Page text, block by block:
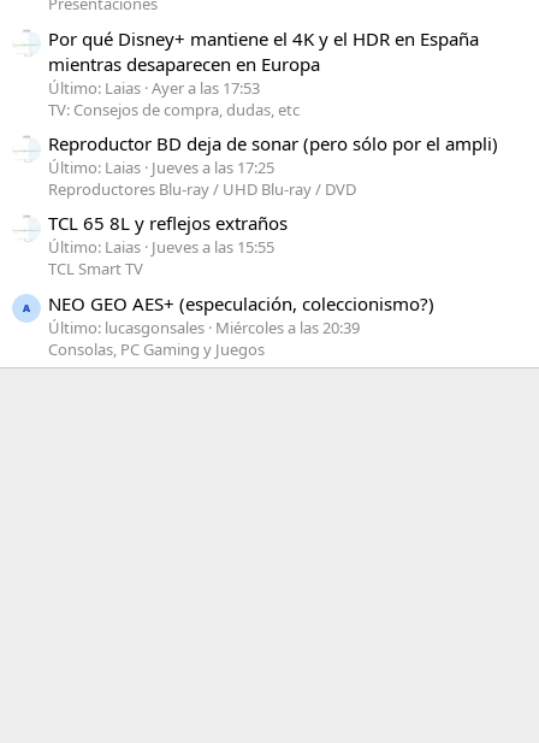
Por qué Disney+ mantiene el 4K y el HDR en España
mientras desaparecen en Europa
Último: Laias Ayer a las 17:53
TV: Consejos de compra, dudas, etc
Reproductor BD deja de sonar (pero sólo por el ampli)
Último: Laias Jueves a las 17:25
Reproductores Blu-ray / UHD Blu-ray / DVD
TCL 65 8L y reflejos extraños
Último: Laias Jueves a las 15:55
TCL Smart TV
NEO GEO AES+ (especulación, coleccionismo?)
Último: lucasgonsales Miércoles a las 20:39
Consolas, PC Gaming y Juegos